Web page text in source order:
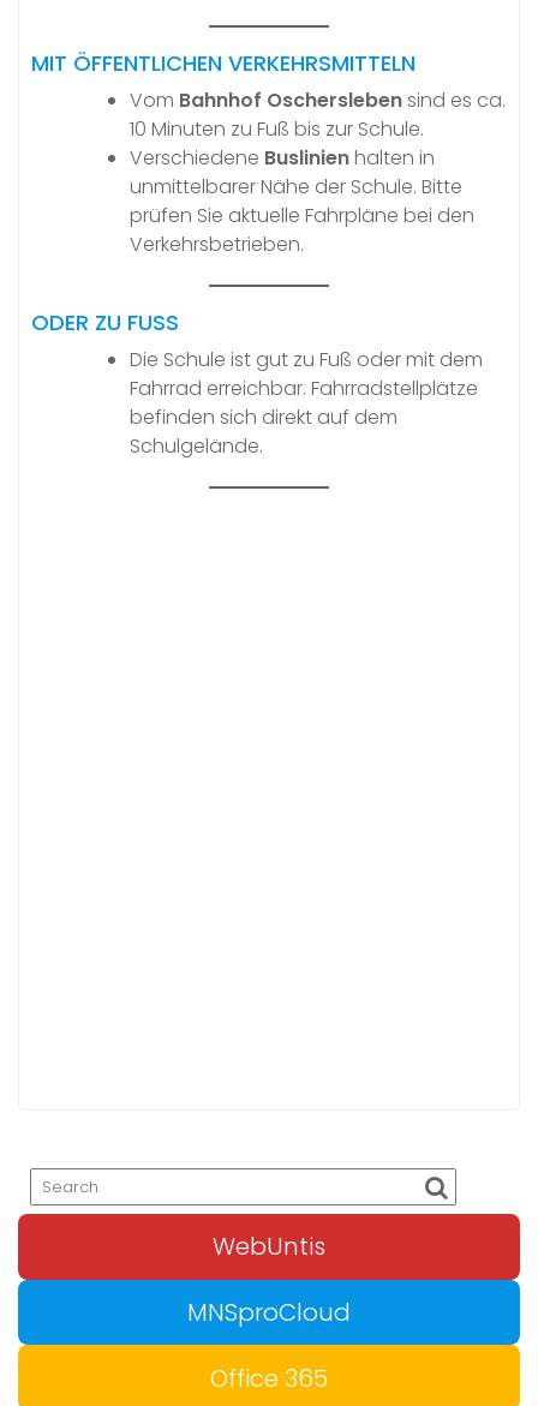
MIT ÖFFENTLICHEN VERKEHRSMITTELN
Vom Bahnhof Oscherslebensind es ca.
10 Minuten zu Fuß bis zur Schule.
Verschiedene Buslinienhalten in
unmittelbarer Nähe der Schule. Bitte
prüfen Sie aktuelle Fahrpläne bei den
Verkehrsbetrieben.
ODER ZU FUSS
Die Schule ist gut zu Fuß oder mit dem
Fahrrad erreichbar. Fahrradstellplätze
befinden sich direkt auf dem
Schulgelände.
WebUntis
MNSproCloud
Office 365